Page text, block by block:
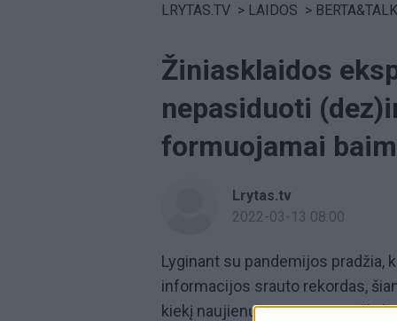
LRYTAS.TV > LAIDOS >
Žiniasklaidos
nepasiduoti
formuojamai
Lrytas.tv
2022-03-13 08:00
Lyginant su pandemijos pradžia,
informacijos srauto rekordas,
kiekį naujienų vienu metu ir